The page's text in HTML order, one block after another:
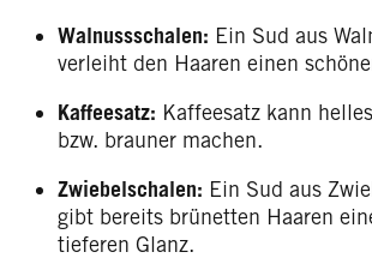
Walnussschalen: Ein Sud aus
verleiht den Haaren einen
Kaffeesatz: Kaffeesatz kann
bzw. brauner machen.
Zwiebelschalen: Ein Sud aus
gibt bereits brünetten Haaren
tieferen Glanz.